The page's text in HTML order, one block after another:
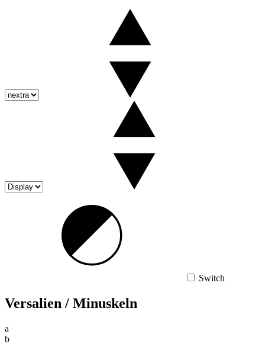
Switch
Versalien / Minuskeln
a
b